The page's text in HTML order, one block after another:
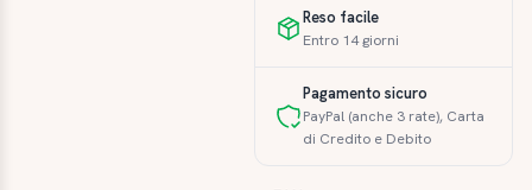
Reso facile
Entro 14 giorni
Pagamento sicuro
PayPal (anche 3 rate), Carta
di Credito e Debito